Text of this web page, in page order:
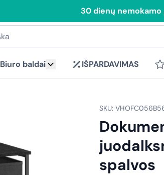
30 dienų
Biuro baldai IŠPARDAVIMAS
SKU:
spalvos